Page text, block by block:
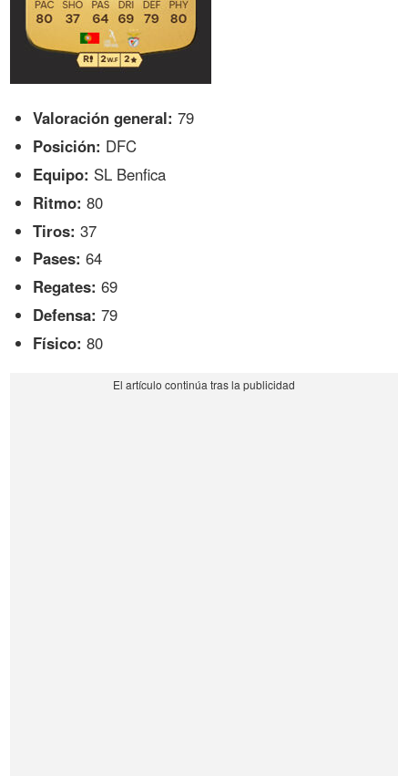
Valoración general: 79
Posición: DFC
Equipo: SL Benfica
Ritmo: 80
Tiros: 37
Pases: 64
Regates: 69
Defensa: 79
Físico: 80